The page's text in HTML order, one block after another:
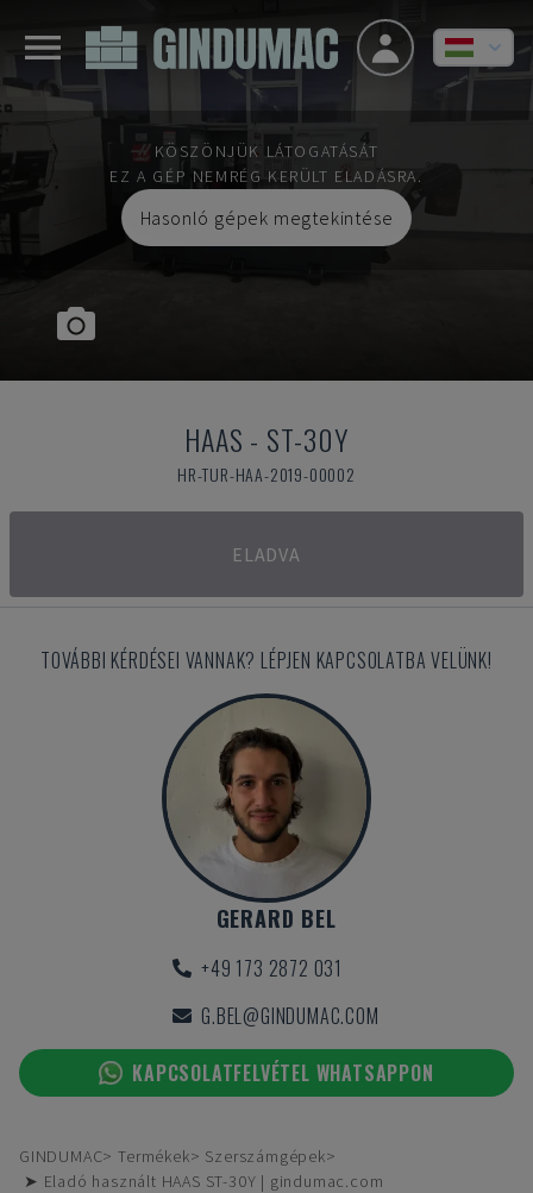
KÖSZÖNJÜK LÁTOGATÁSÁT
EZ A GÉP NEMRÉG KERÜLT ELADÁSRA.
Hasonló gépek megtekintése
HAAS - ST-30Y
HR-TUR-HAA-2019-00002
ELADVA
TOVÁBBI KÉRDÉSEI VANNAK? LÉPJEN KAPCSOLATBA VELÜNK!
GERARD BEL
+49 173 2872 031
G.BEL@GINDUMAC.COM
KAPCSOLATFELVÉTEL WHATSAPPON
GINDUMAC Termékek
Szerszámgépek
➤ Eladó használt HAAS ST-30Y | gindumac.com